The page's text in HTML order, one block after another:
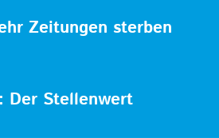
Zeitungen sterben
Der Stellenwert